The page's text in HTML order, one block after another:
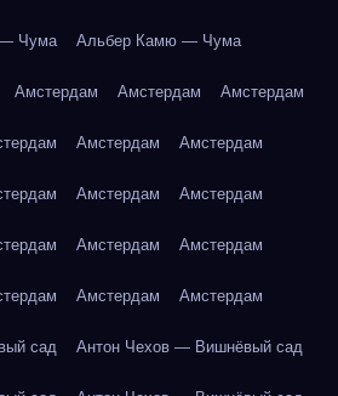
Чума Альбер Камю — Чума
Амстердам Амстердам Амстердам
Амстердам Амстердам
Амстердам Амстердам
Амстердам Амстердам
Амстердам Амстердам
сад Антон Чехов — Вишнёвый сад